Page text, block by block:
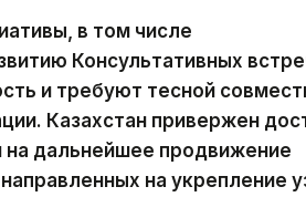
в том числе
Консультативных
и требуют тесной
Казахстан привержен
на дальнейшее продвижение
на укрепление